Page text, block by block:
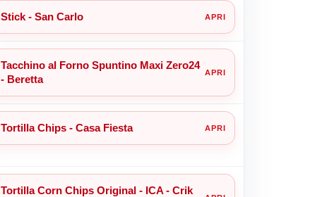
Stick - San Carlo
Tacchino al Forno Spuntino Maxi Zero24
- Beretta
Tortilla Chips - Casa Fiesta
Tortilla Corn Chips Original - ICA - Crik